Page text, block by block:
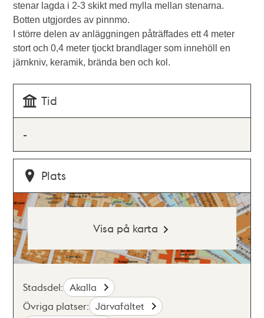
stenar lagda i 2-3 skikt med mylla mellan stenarna.
Botten utgjordes av pinnmo.
I större delen av anläggningen påträffades ett 4 meter
stort och 0,4 meter tjockt brandlager som innehöll en
järnkniv, keramik, brända ben och kol.
Tid
-
Plats
Visa på karta
Stadsdel: Akalla
Övriga platser: Järvafältet